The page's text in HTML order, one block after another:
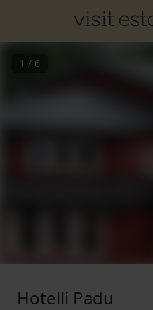
1 / 6
Hotelli Padu